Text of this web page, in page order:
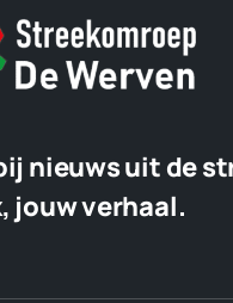
nieuws uit de
jouw verhaal.